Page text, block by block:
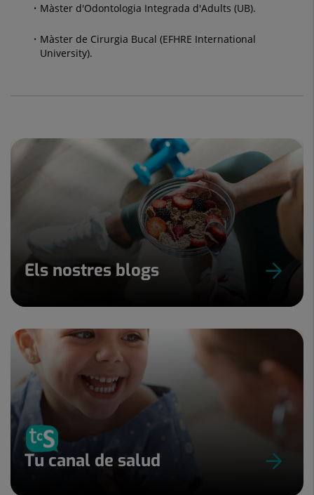
Màster d'Odontologia Integrada d'Adults (UB).
Màster de Cirurgia Bucal (EFHRE International
University).
Els nostres blogs
Tu canal de salud